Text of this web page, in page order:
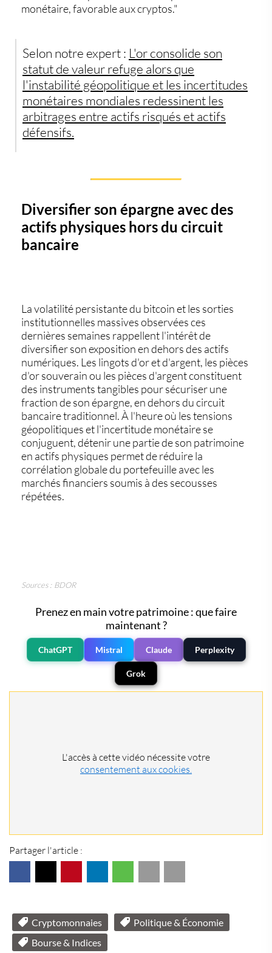
monétaire, favorable aux cryptos."
Selon notre expert : L'or consolide son
statut de valeur refuge alors que
l'instabilité géopolitique et les incertitudes
monétaires mondiales redessinent les
arbitrages entre actifs risqués et actifs
défensifs.
Diversifier son épargne avec des
actifs physiques hors du circuit
bancaire
La volatilité persistante du bitcoin et les sorties
institutionnelles massives observées ces
dernières semaines rappellent l'intérêt de
diversifier son exposition en dehors des actifs
numériques. Les lingots d'or et d'argent, les pièces
d'or souverain ou les pièces d'argent constituent
des instruments tangibles pour sécuriser une
fraction de son épargne, en dehors du circuit
bancaire traditionnel. À l'heure où les tensions
géopolitiques et l'incertitude monétaire se
conjuguent, détenir une partie de son patrimoine
en actifs physiques permet de réduire la
corrélation globale du portefeuille avec les
marchés financiers soumis à des secousses
répétées.
Sources : BDOR
Prenez en main votre patrimoine : que faire
maintenant ?
ChatGPT Mistral Claude Perplexity
Grok
L'accès à cette vidéo nécessite votre
consentement aux cookies.
Partager l'article :
Cryptomonnaies
Politique & Économie
Bourse & Indices